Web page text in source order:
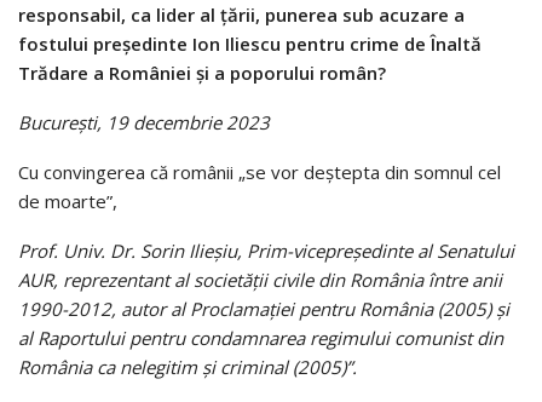
responsabil, ca lider al țării, punerea sub acuzare a
fostului președinte Ion Iliescu pentru crime de Înaltă
Trădare a României și a poporului român?
București, 19 decembrie 2023
Cu convingerea că românii „se vor deștepta din somnul cel
de moarte”,
Prof. Univ. Dr. Sorin Ilieșiu, Prim-vicepreședinte al Senatului
AUR, reprezentant al societății civile din România între anii
1990-2012, autor al Proclamației pentru România (2005) și
al Raportului pentru condamnarea regimului comunist din
România ca nelegitim și criminal (2005)”.